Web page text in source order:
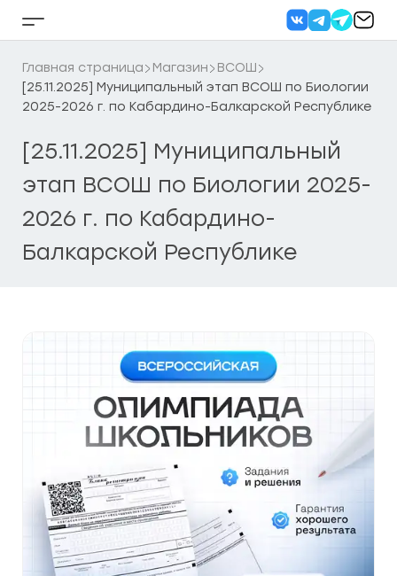
Кнопка
бокового
меню
Главная страница Магазин
ВСОШ
[25.11.2025] Муниципальный этап ВСОШ по Биологии
2025-2026 г. по Кабардино-Балкарской Республике
[25.11.2025] Муниципальный
этап ВСОШ по Биологии 2025-
2026 г. по Кабардино-
Балкарской Республике